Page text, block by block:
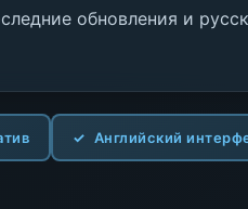
обновления и
Английский